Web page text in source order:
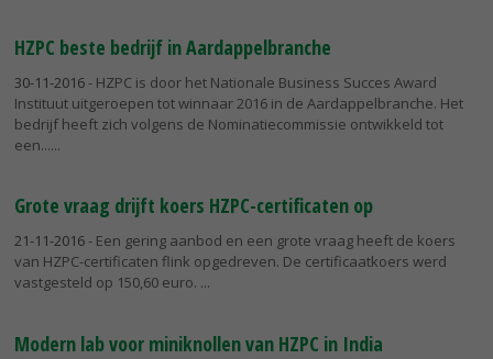
HZPC beste bedrijf in Aardappelbranche
30-11-2016- HZPC is door het Nationale Business Succes Award
Instituut uitgeroepen tot winnaar 2016 in de Aardappelbranche. Het
bedrijf heeft zich volgens de Nominatiecommissie ontwikkeld tot
een...
Grote vraag drijft koers HZPC-certificaten op
21-11-2016- Een gering aanbod en een grote vraag heeft de koers
van HZPC-certificaten flink opgedreven. De certificaatkoers werd
vastgesteld op 150,60 euro.
Modern lab voor miniknollen van HZPC in India